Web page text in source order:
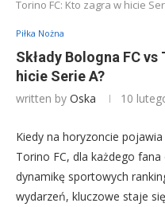
Torino FC: Kto zagra w hicie
Piłka Nożna
Składy Bologna FC
hicie Serie A?
written by Oska 10
Kiedy na horyzoncie
Torino FC, dla każdego
dynamikę sportowych
wydarzeń, kluczowe staje